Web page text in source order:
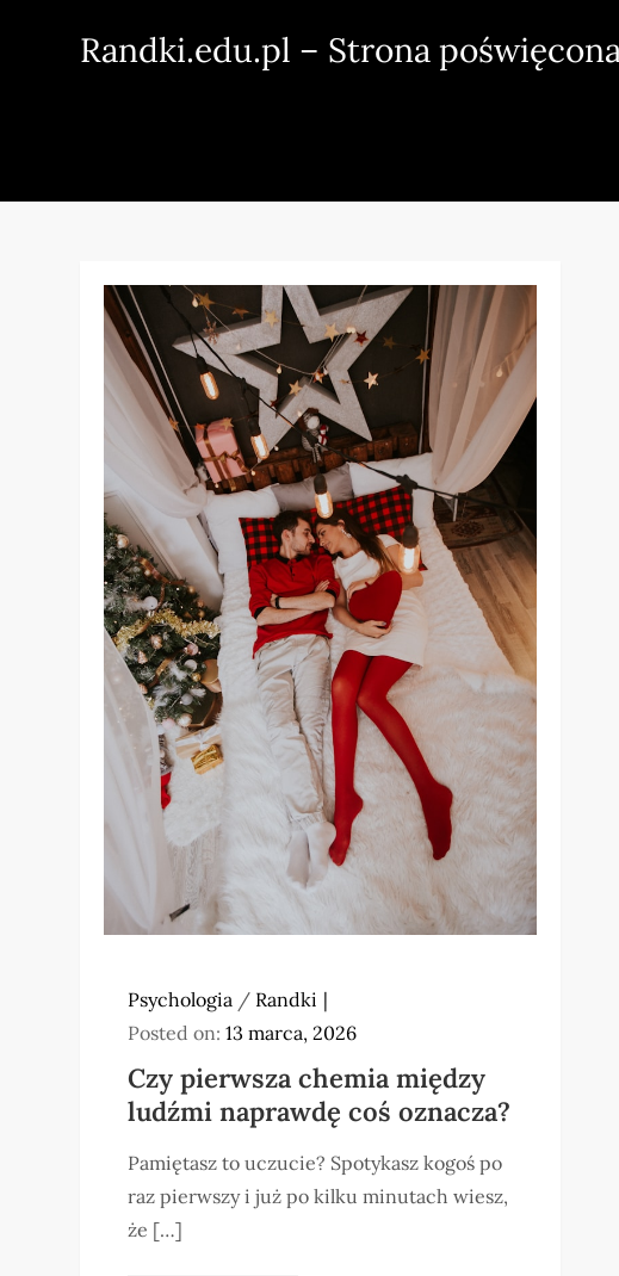
Randki.edu.pl – Strona
Psychologia / Randki
Posted on:13 marca, 2026
Czy pierwsza chemia między
ludźmi naprawdę coś oznacza?
Pamiętasz to uczucie? Spotykasz kogoś po
raz pierwszy i już po kilku minutach wiesz,
że […]